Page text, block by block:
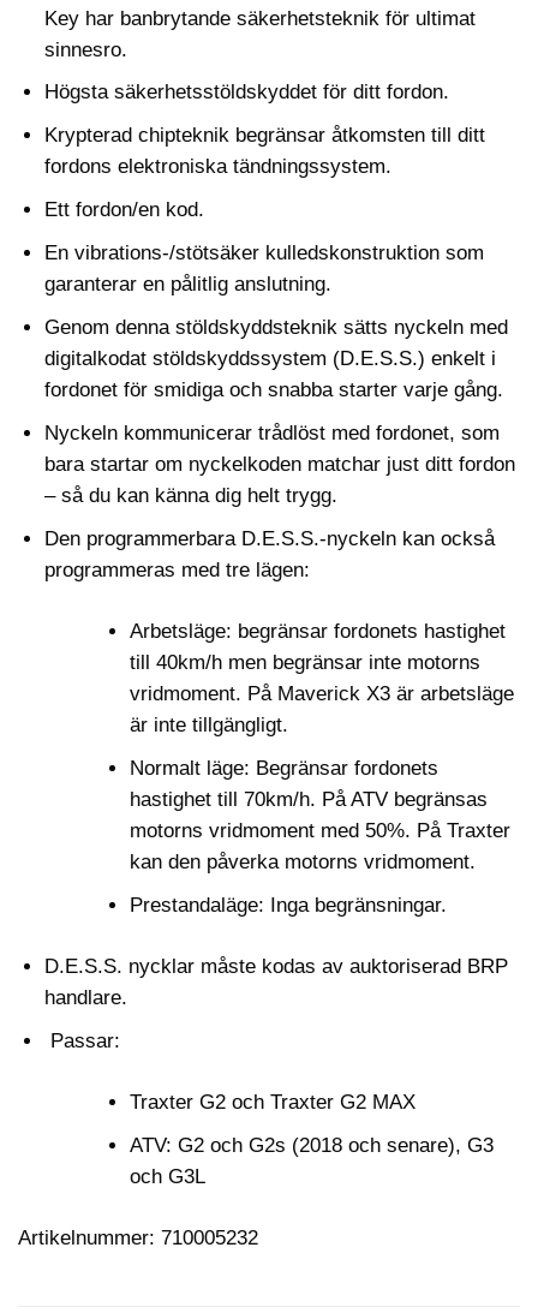
Key har banbrytande säkerhetsteknik för ultimat
sinnesro.
Högsta säkerhetsstöldskyddet för ditt fordon.
Krypterad chipteknik begränsar åtkomsten till ditt
fordons elektroniska tändningssystem.
Ett fordon/en kod.
En vibrations-/stötsäker kulledskonstruktion som
garanterar en pålitlig anslutning.
Genom denna stöldskyddsteknik sätts nyckeln med
digitalkodat stöldskyddssystem (D.E.S.S.) enkelt i
fordonet för smidiga och snabba starter varje gång.
Nyckeln kommunicerar trådlöst med fordonet, som
bara startar om nyckelkoden matchar just ditt fordon
– så du kan känna dig helt trygg.
Den programmerbara D.E.S.S.-nyckeln kan också
programmeras med tre lägen:
Arbetsläge: begränsar fordonets hastighet
till 40km/h men begränsar inte motorns
vridmoment. På Maverick X3 är arbetsläge
är inte tillgängligt.
Normalt läge: Begränsar fordonets
hastighet till 70km/h. På ATV begränsas
motorns vridmoment med 50%. På Traxter
kan den påverka motorns vridmoment.
Prestandaläge: Inga begränsningar.
D.E.S.S. nycklar måste kodas av auktoriserad BRP
handlare.
Passar:
Traxter G2 och Traxter G2 MAX
ATV: G2 och G2s (2018 och senare), G3
och G3L
Artikelnummer: 710005232